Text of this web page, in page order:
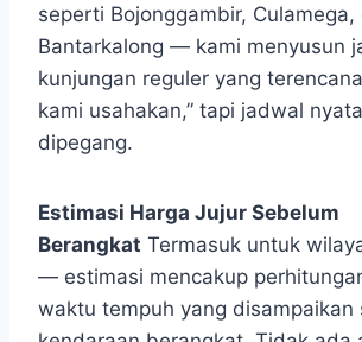
seperti Bojonggambir, Culamega,
Bantarkalong — kami menyusun
kunjungan reguler yang
kami usahakan,” tapi jadwal
dipegang.
Estimasi Harga Jujur Sebelum
Berangkat Termasuk untuk
— estimasi mencakup
waktu tempuh yang disampaikan